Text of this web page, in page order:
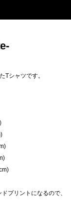
Tシャツです。
プリントになるので、